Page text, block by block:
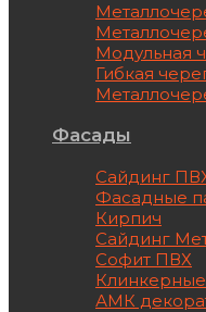
Модульная
Гибкая
Фасады
Сайдинг
Фасадные
Кирпич
Сайдинг
Софит ПВХ
АМК